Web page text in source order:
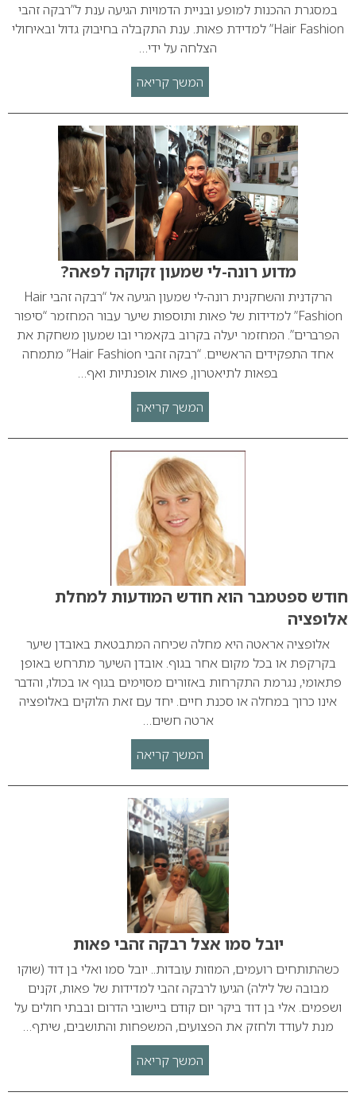
במסגרת ההכנות למופע ובניית הדמויות הגיעה ענת ל”רבקה זהבי
Hair Fashion” למדידת פאות. ענת התקבלה בחיבוק גדול ובאיחולי
הצלחה על ידי…
המשך קריאה
מדוע רונה-לי שמעון זקוקה לפאה?
הרקדנית והשחקנית רונה-לי שמעון הגיעה אל “רבקה זהבי Hair
Fashion” למדידות של פאות ותוספות שיער עבור המחזמר “סיפור
הפרברים”. המחזמר יעלה בקרוב בקאמרי ובו שמעון משחקת את
אחד התפקידים הראשיים. “רבקה זהבי Hair Fashion” מתמחה
בפאות לתיאטרון, פאות אופנתיות ואף…
המשך קריאה
חודש ספטמבר הוא חודש המודעות למחלת
אלופציה
אלופציה אראטה היא מחלה שכיחה המתבטאת באובדן שיער
בקרקפת או בכל מקום אחר בגוף. אובדן השיער מתרחש באופן
פתאומי, נגרמת התקרחות באזורים מסוימים בגוף או בכולו, והדבר
אינו כרוך במחלה או סכנת חיים. יחד עם זאת הלוקים באלופציה
ארטה חשים…
המשך קריאה
יובל סמו אצל רבקה זהבי פאות
כשהתותחים רועמים, המוזות עובדות.. יובל סמו ואלי בן דוד (שוקו
מבובה של לילה) הגיעו לרבקה זהבי למדידות של פאות, זקנים
ושפמים. אלי בן דוד ביקר יום קודם ביישובי הדרום ובבתי חולים על
מנת לעודד ולחזק את הפצועים, המשפחות והתושבים, שיתף…
המשך קריאה